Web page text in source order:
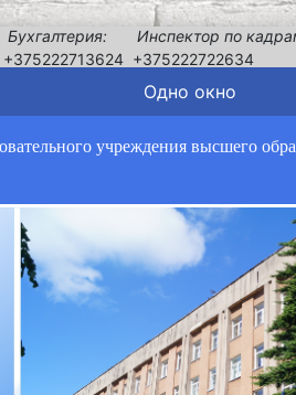
Бухгалтерия:
+375222713624
Инспектор по
+375222722634
Одно окно
учреждения высшего